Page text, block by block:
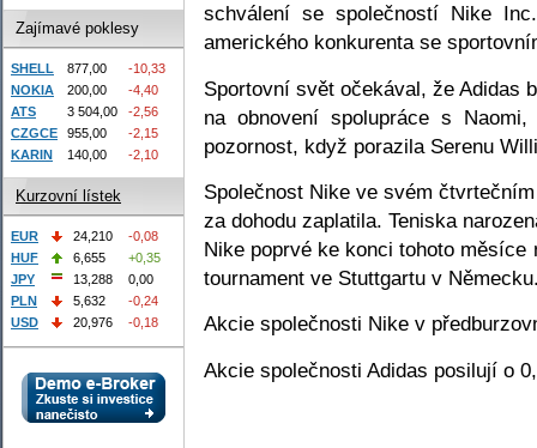
schválení se společností Nike
amerického konkurenta se
Sportovní svět očekával, že Adidas
na obnovení spolupráce s
pozornost, když porazila Serenu
Společnost Nike ve svém
za dohodu zaplatila. Teniska
Nike poprvé ke konci tohoto měsíce
tournament ve Stuttgartu v
Akcie společnosti Nike v
Akcie společnosti Adidas posilují o
Zajímavé poklesy
SHELL 877,00
-10,33
NOKIA
200,00
-4,40
ATS
3 504,00
-2,56
CZGCE
955,00
-2,15
KARIN
140,00 -2,10
Kurzovní lístek
EUR 24,210
-0,08
HUF
6,655
+0,35
JPY
13,288
0,00
PLN
5,632
-0,24
USD
20,976 -0,18